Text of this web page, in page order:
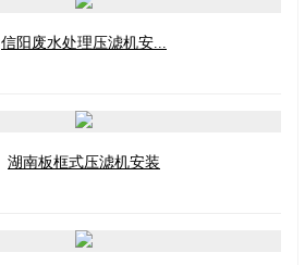
信阳废水处理压滤机安...
湖南板框式压滤机安装